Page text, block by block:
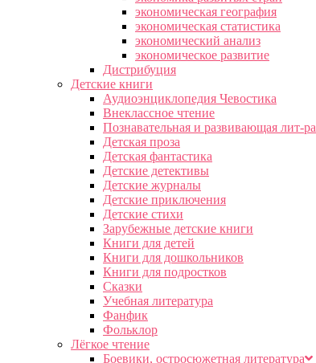
экономическая география
экономическая статистика
экономический анализ
экономическое развитие
Дистрибуция
Детские книги
Аудиоэнциклопедия Чевостика
Внеклассное чтение
Познавательная и развивающая лит-ра
Детская проза
Детская фантастика
Детские детективы
Детские журналы
Детские приключения
Детские стихи
Зарубежные детские книги
Книги для детей
Книги для дошкольников
Книги для подростков
Сказки
Учебная литература
Фанфик
Фольклор
Лёгкое чтение
Боевики, остросюжетная литература